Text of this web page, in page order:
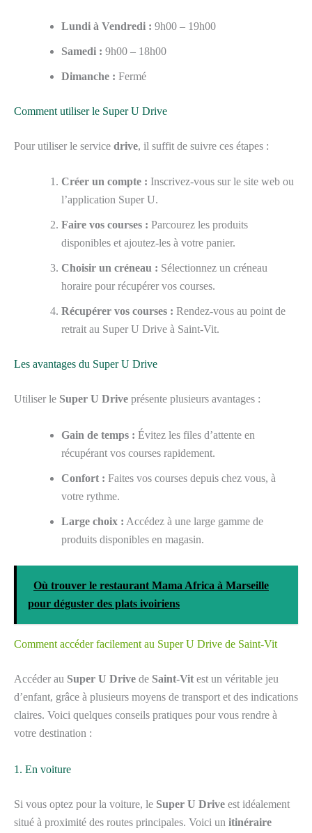
Lundi à Vendredi : 9h00 – 19h00
Samedi : 9h00 – 18h00
Dimanche : Fermé
Comment utiliser le Super U Drive
Pour utiliser le service drive, il suffit de suivre ces étapes :
Créer un compte : Inscrivez-vous sur le site web ou
l’application Super U.
Faire vos courses : Parcourez les produits
disponibles et ajoutez-les à votre panier.
Choisir un créneau : Sélectionnez un créneau
horaire pour récupérer vos courses.
Récupérer vos courses : Rendez-vous au point de
retrait au Super U Drive à Saint-Vit.
Les avantages du Super U Drive
Utiliser le Super U Drive présente plusieurs avantages :
Gain de temps : Évitez les files d’attente en
récupérant vos courses rapidement.
Confort : Faites vos courses depuis chez vous, à
votre rythme.
Large choix : Accédez à une large gamme de
produits disponibles en magasin.
Où trouver le restaurant Mama Africa à Marseille
pour déguster des plats ivoiriens
Comment accéder facilement au Super U Drive de Saint-Vit
Accéder au Super U Drive de Saint-Vit est un véritable jeu
d’enfant, grâce à plusieurs moyens de transport et des indications
claires. Voici quelques conseils pratiques pour vous rendre à
votre destination :
1. En voiture
Si vous optez pour la voiture, le Super U Drive est idéalement
situé à proximité des routes principales. Voici un itinéraire